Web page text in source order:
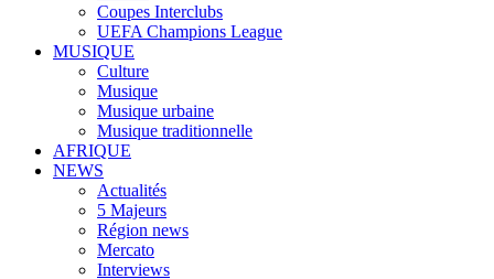
Coupes Interclubs
UEFA Champions League
MUSIQUE
Culture
Musique
Musique urbaine
Musique traditionnelle
AFRIQUE
NEWS
Actualités
5 Majeurs
Région news
Mercato
Interviews